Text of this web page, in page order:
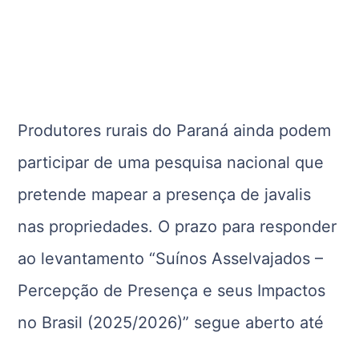
Produtores rurais do Paraná ainda podem
participar de uma pesquisa nacional que
pretende mapear a presença de javalis
nas propriedades. O prazo para responder
ao levantamento “Suínos Asselvajados –
Percepção de Presença e seus Impactos
no Brasil (2025/2026)” segue aberto até